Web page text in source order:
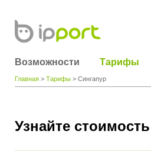
Возможности Тарифы
Главная > Тарифы > Сингапур
Узнайте